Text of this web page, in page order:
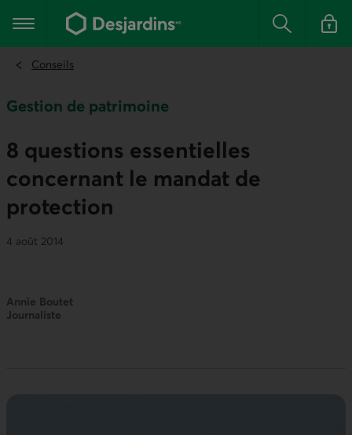
contenu
Menu principal Rechercher
Se
Conseils
Gestion de patrimoine
8 questions essentielles
concernant le mandat de
protection
4 août 2014
Annie Boutet
Journaliste